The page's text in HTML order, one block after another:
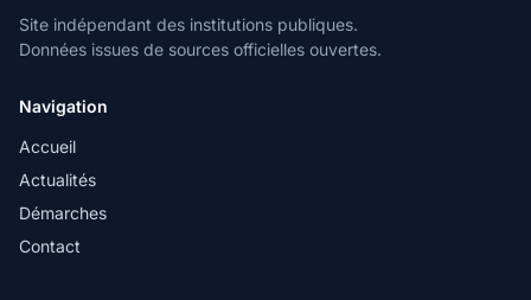
Site indépendant des institutions publiques.
Données issues de sources officielles ouvertes.
Navigation
Accueil
Actualités
Démarches
Contact